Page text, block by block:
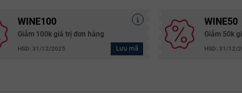
WINE100
Giảm 100k giá trị đơn hàng
HSD: 31/12/2025 Lưu mã
WINE50
Giảm 50k
HSD: 31/12/